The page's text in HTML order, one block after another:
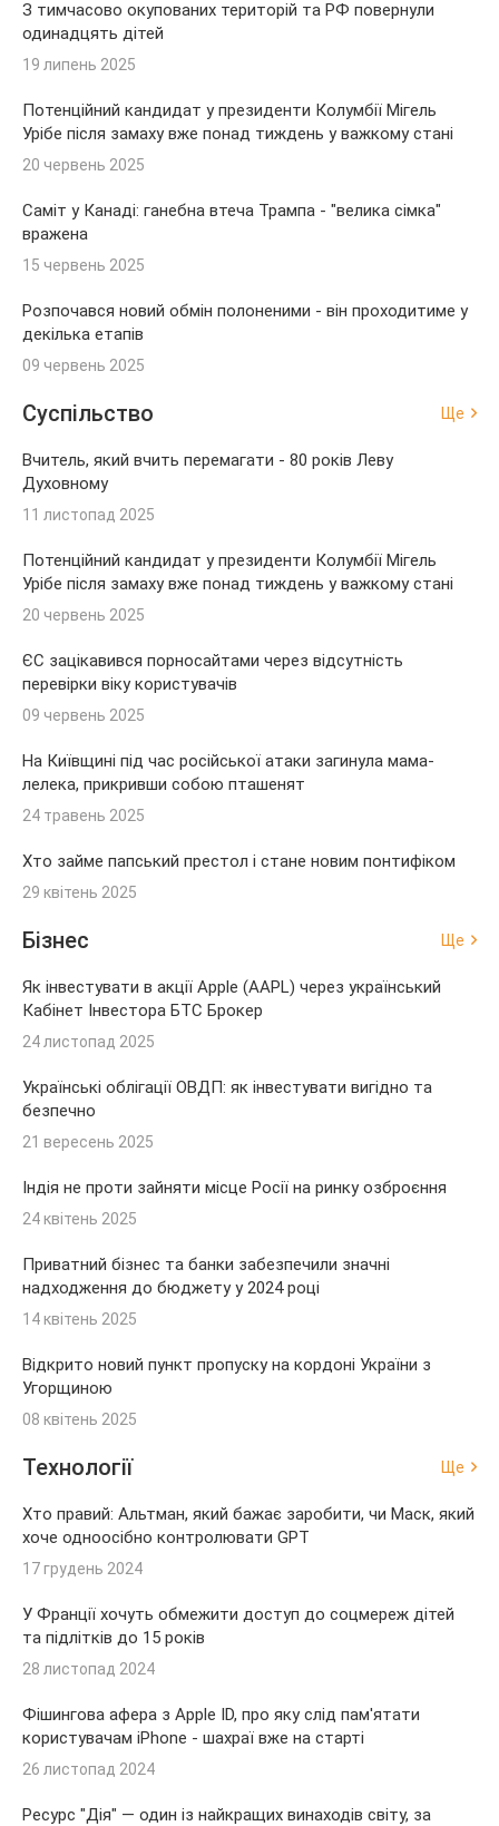
З тимчасово окупованих територій та РФ повернули
одинадцять дітей
19 липень 2025
Потенційний кандидат у президенти Колумбії Мігель
Урібе після замаху вже понад тиждень у важкому стані
20 червень 2025
Саміт у Канаді: ганебна втеча Трампа - "велика сімка"
вражена
15 червень 2025
Розпочався новий обмін полоненими - він проходитиме у
декілька етапів
09 червень 2025
Суспільство Ще
Вчитель, який вчить перемагати - 80 років Леву
Духовному
11 листопад 2025
Потенційний кандидат у президенти Колумбії Мігель
Урібе після замаху вже понад тиждень у важкому стані
20 червень 2025
ЄС зацікавився порносайтами через відсутність
перевірки віку користувачів
09 червень 2025
На Київщині під час російської атаки загинула мама-
лелека, прикривши собою пташенят
24 травень 2025
Хто займе папський престол і стане новим понтифіком
29 квітень 2025
Бізнес Ще
Як інвестувати в акції Apple (AAPL) через український
Кабінет Інвестора БТС Брокер
24 листопад 2025
Українські облігації ОВДП: як інвестувати вигідно та
безпечно
21 вересень 2025
Індія не проти зайняти місце Росії на ринку озброєння
24 квітень 2025
Приватний бізнес та банки забезпечили значні
надходження до бюджету у 2024 році
14 квітень 2025
Відкрито новий пункт пропуску на кордоні України з
Угорщиною
08 квітень 2025
Технології Ще
Хто правий: Альтман, який бажає заробити, чи Маск, який
хоче одноосібно контролювати GPT
17 грудень 2024
У Франції хочуть обмежити доступ до соцмереж дітей
та підлітків до 15 років
28 листопад 2024
Фішингова афера з Apple ID, про яку слід пам'ятати
користувачам iPhone - шахраї вже на старті
26 листопад 2024
Ресурс "Дія" — один із найкращих винаходів світу, за